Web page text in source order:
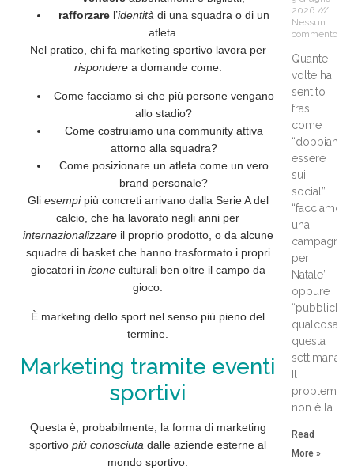
rafforzarel’identità di una squadra o di un
atleta.
Nel pratico, chi fa marketing sportivo lavora per
risponderea domande come:
Come facciamo sì che più persone vengano
allo stadio?
Come costruiamouna community attiva
attorno alla squadra?
Come posizionareun atleta come un vero
brand personale?
Gli esempipiù concreti arrivano dalla Serie A del
calcio, che ha lavorato negli anni per
internazionalizzareil proprio prodotto, o da alcune
squadre di basket che hanno trasformato i propri
giocatori in iconeculturali ben oltre il campo da
gioco.
È marketing dello sport nel senso più pieno del
termine.
Marketing tramite eventi
sportivi
Questa è, probabilmente, la forma di marketing
sportivopiù conosciuta dalle aziende esterne al
mondo sportivo.
2026
Nessun
commento
Quante
volte hai
sentito
frasi
come
“dobbiamo
essere
sui
social”,
“facciamo
una
campagna
per
Natale”
oppure
qualcosa
questa
settimana”?
problema
non è la
Read
More »